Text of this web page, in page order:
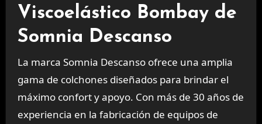
Viscoelástico Bombay de
Somnia Descanso
La marca Somnia Descanso ofrece una amplia
gama de colchones diseñados para brindar el
máximo confort y apoyo. Con más de 30 años de
experiencia en la fabricación de equipos de